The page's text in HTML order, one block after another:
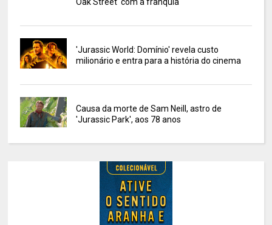
'Jurassic World: Domínio' revela custo
milionário e entra para a história do cinema
Causa da morte de Sam Neill, astro de
'Jurassic Park', aos 78 anos